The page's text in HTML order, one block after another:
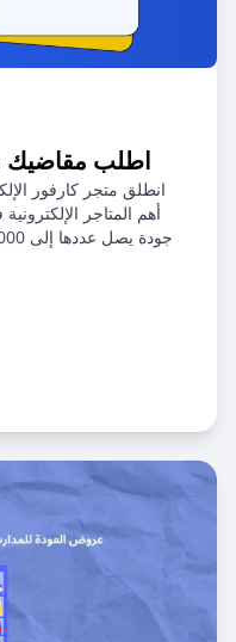
اطلب مقاضيك
أهم المتاجر